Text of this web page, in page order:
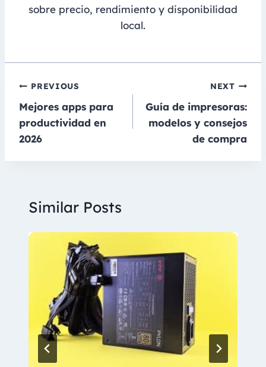
sobre precio, rendimiento y disponibilidad
local.
Navegación
de
entradas
PREVIOUS
Mejores apps para
productividad en
2026
NEXT
Guía de impresoras:
modelos y consejos
de compra
Similar Posts